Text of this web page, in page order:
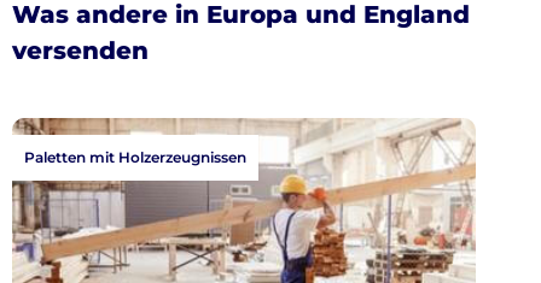
Was andere in Europa und England
versenden
Paletten mit Holzerzeugnissen